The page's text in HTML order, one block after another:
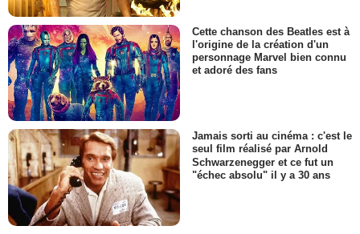
Cette chanson des Beatles est à
l'origine de la création d'un
personnage Marvel bien connu
et adoré des fans
Jamais sorti au cinéma : c'est le
seul film réalisé par Arnold
Schwarzenegger et ce fut un
"échec absolu" il y a 30 ans